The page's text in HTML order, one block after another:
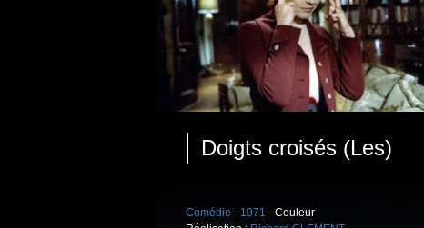
Doigts croisés (Les)
Comédie - 1971 - Couleur